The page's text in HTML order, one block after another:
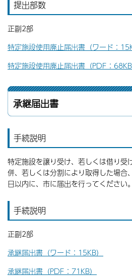
提出部数
正副2部
特定施設使用廃止届出書（ワード：
特定施設使用廃止届出書（PDF：68KB
承継届出書
手続説明
特定施設を譲り受け、若しくは借り受
併、若しくは分割により取得した場
日以内に、市に届出を行ってください。
手続説明
正副2部
承継届出書（ワード：15KB）
承継届出書（PDF：71KB）